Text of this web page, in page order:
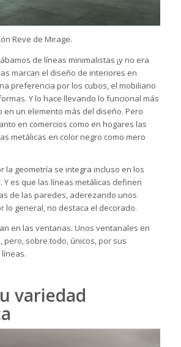
Reve de Mirage.
de líneas minimalistas ¡y no era
marcan el diseño de interiores en
preferencia por los cubos, el mobiliario
Y lo hace llevando lo funcional más
en un elemento más del diseño. Pero
en comercios como en hogares las
metálicas en color negro como mero
la geometría se integra incluso en los
Y es que las líneas metálicas definen
de las paredes, aderezando unos
lo general, no destaca el decorado.
en las ventanas. Unos ventanales en
pero, sobre todo, únicos, por sus
variedad